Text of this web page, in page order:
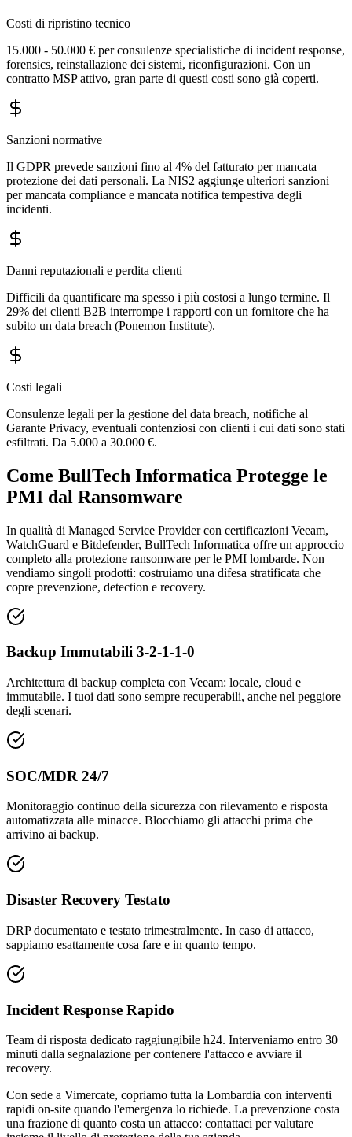
Costi di ripristino tecnico
15.000 - 50.000 € per consulenze specialistiche di incident response,
forensics, reinstallazione dei sistemi, riconfigurazioni. Con un
contratto MSP attivo, gran parte di questi costi sono già coperti.
Sanzioni normative
Il GDPR prevede sanzioni fino al 4% del fatturato per mancata
protezione dei dati personali. La NIS2 aggiunge ulteriori sanzioni
per mancata compliance e mancata notifica tempestiva degli
incidenti.
Danni reputazionali e perdita clienti
Difficili da quantificare ma spesso i più costosi a lungo termine. Il
29% dei clienti B2B interrompe i rapporti con un fornitore che ha
subito un data breach (Ponemon Institute).
Costi legali
Consulenze legali per la gestione del data breach, notifiche al
Garante Privacy, eventuali contenziosi con clienti i cui dati sono stati
esfiltrati. Da 5.000 a 30.000 €.
Come BullTech Informatica Protegge le
PMI dal Ransomware
In qualità di Managed Service Provider con certificazioni Veeam,
WatchGuard e Bitdefender, BullTech Informatica offre un approccio
completo alla protezione ransomware per le PMI lombarde. Non
vendiamo singoli prodotti: costruiamo una difesa stratificata che
copre prevenzione, detection e recovery.
Backup Immutabili 3-2-1-1-0
Architettura di backup completa con Veeam: locale, cloud e
immutabile. I tuoi dati sono sempre recuperabili, anche nel peggiore
degli scenari.
SOC/MDR 24/7
Monitoraggio continuo della sicurezza con rilevamento e risposta
automatizzata alle minacce. Blocchiamo gli attacchi prima che
arrivino ai backup.
Disaster Recovery Testato
DRP documentato e testato trimestralmente. In caso di attacco,
sappiamo esattamente cosa fare e in quanto tempo.
Incident Response Rapido
Team di risposta dedicato raggiungibile h24. Interveniamo entro 30
minuti dalla segnalazione per contenere l'attacco e avviare il
recovery.
Con sede a Vimercate, copriamo tutta la Lombardia con interventi
rapidi on-site quando l'emergenza lo richiede. La prevenzione costa
una frazione di quanto costa un attacco: contattaci per valutare